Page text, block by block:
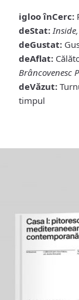
igloo înCerc:
deStat:
deGustat:
deAflat:
Brâncovenesc
deVăzut:
timpul